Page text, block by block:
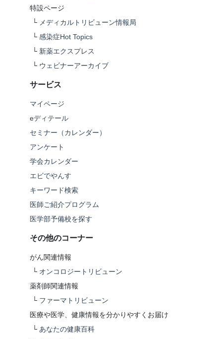
特設ページ
└ メディカルトリビューン情報局
└ 感染症Hot Topics
└ 新薬エクスプレス
└ ウェビナーアーカイブ
サービス
マイページ
eディテール
セミナー（カレンダー）
アンケート
学会カレンダー
エビでやんす
キーワード検索
医師ご紹介プログラム
医学部予備校を探す
その他のコーナー
がん関連情報
└ オンコロジートリビューン
薬剤師関連情報
└ ファーマトリビューン
医療や医学、健康情報を分かりやすくお届け
└ あなたの健康百科